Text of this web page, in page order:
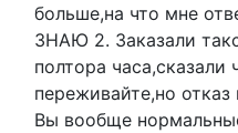
больше,на что мне
ЗНАЮ 2. Заказали
полтора
переживайте,но
Вы вообще